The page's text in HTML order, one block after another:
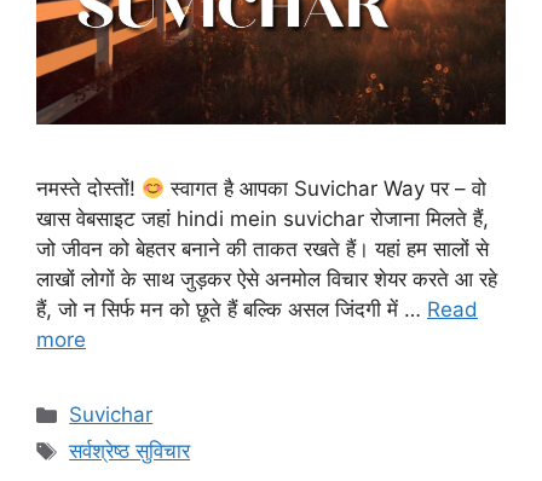
नमस्ते दोस्तों!
स्वागत है आपका Suvichar Way पर – वो
खास वेबसाइट जहां hindi mein suvichar रोजाना मिलते हैं,
जो जीवन को बेहतर बनाने की ताकत रखते हैं। यहां हम सालों से
लाखों लोगों के साथ जुड़कर ऐसे अनमोल विचार शेयर करते आ रहे
हैं, जो न सिर्फ मन को छूते हैं बल्कि असल जिंदगी में … Read
more
Categories
Suvichar
Tags
सर्वश्रेष्ठ सुविचार